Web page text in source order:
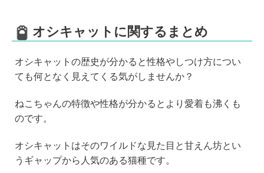
オシキャットに関するまとめ
オシキャットの歴史が分かると性格やしつけ方につい
ても何となく見えてくる気がしませんか？
ねこちゃんの特徴や性格が分かるとより愛着も沸くも
のです。
オシキャットはそのワイルドな見た目と甘えん坊とい
うギャップから人気のある猫種です。